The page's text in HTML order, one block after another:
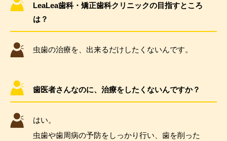
LeaLea歯科・矯正歯科クリニックの目指すところ
は？
虫歯の治療を、出来るだけしたくないんです。
歯医者さんなのに、治療をしたくないんですか？
はい。
虫歯や歯周病の予防をしっかり行い、歯を削った